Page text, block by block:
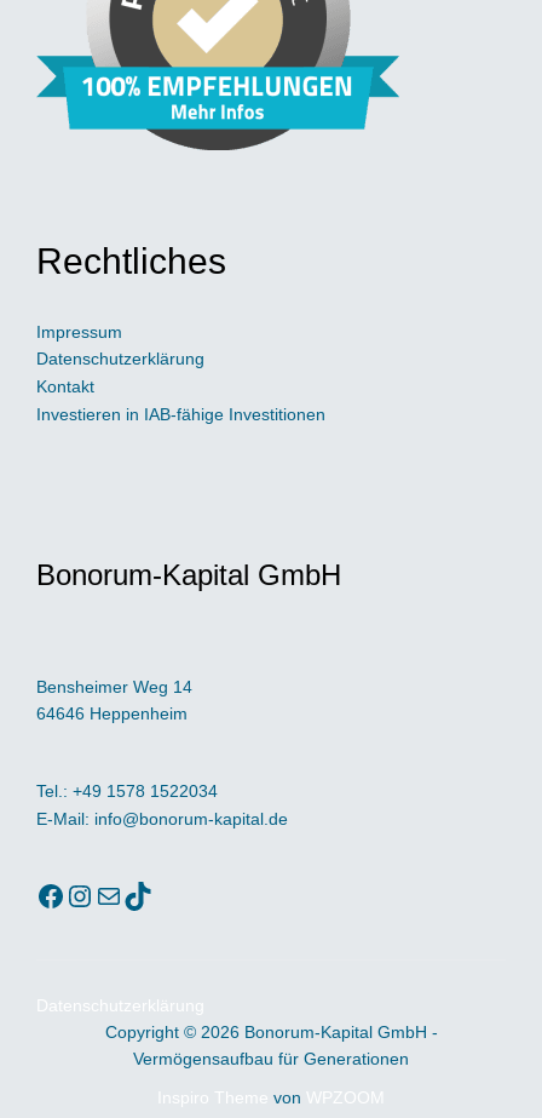
Rechtliches
Impressum
Datenschutzerklärung
Kontakt
Investieren in IAB-fähige Investitionen
Bonorum-Kapital GmbH
Bensheimer Weg 14
64646 Heppenheim
Tel.: +49 1578 1522034
E-Mail: info@bonorum-kapital.de
Facebook
Instagram
E-MailTikTok
Datenschutzerklärung
Copyright © 2026 Bonorum-Kapital GmbH -
Vermögensaufbau für Generationen
Inspiro Theme von WPZOOM